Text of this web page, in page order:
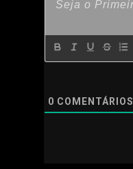
0 COMENTÁRIOS